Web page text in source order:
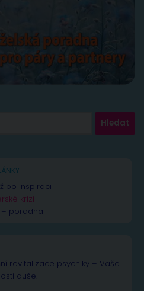
po inspiraci
krizi
poradna
revitalizace psychiky – Vaše
duše.